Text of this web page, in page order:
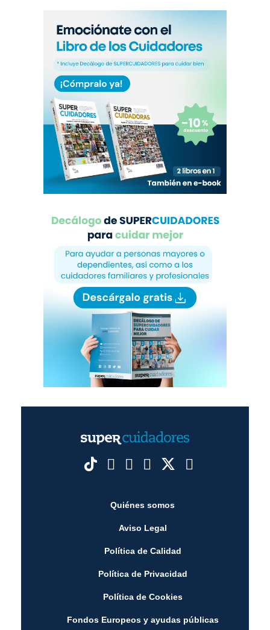
Quiénes somos
Aviso Legal
Política de Calidad
Política de Privacidad
Política de Cookies
Fondos Europeos y ayudas públicas